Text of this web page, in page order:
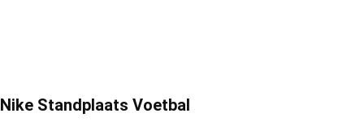
Nike Standplaats Voetbal